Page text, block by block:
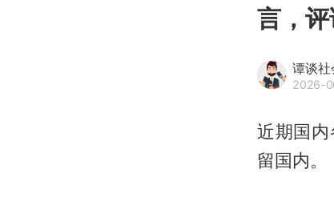
言，
谭谈社
2026-
近期国
留国内。